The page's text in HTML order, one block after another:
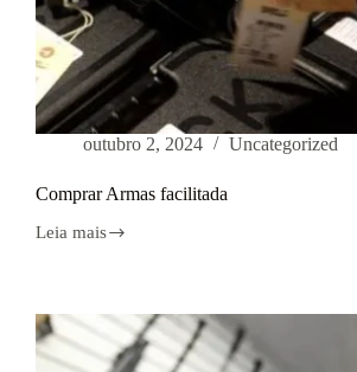
outubro 2, 2024 Uncategorized
Comprar Armas facilitada
Leia mais
Comprar